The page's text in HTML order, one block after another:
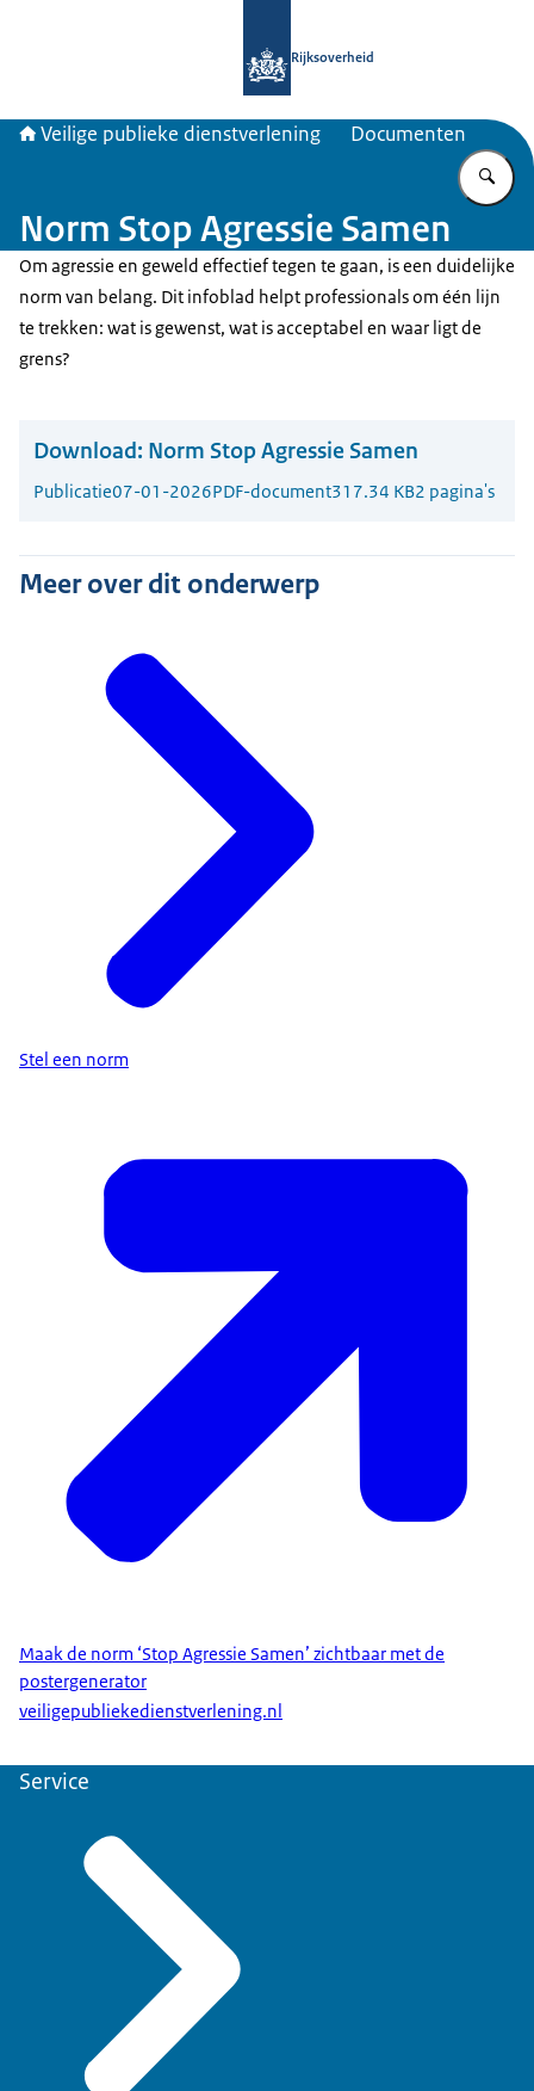
Rijksoverheid
Veilige publieke dienstverlening Documenten
Norm Stop Agressie Samen
Om agressie en geweld effectief tegen te gaan, is een duidelijke
norm van belang. Dit infoblad helpt professionals om één lijn
te trekken: wat is gewenst, wat is acceptabel en waar ligt de
grens?
Download: Norm Stop Agressie Samen
Publicatie07-01-2026PDF-document317.34 KB2 pagina's
Meer over dit onderwerp
Stel een norm
Maak de norm ‘Stop Agressie Samen’ zichtbaar met de
postergenerator
veiligepubliekedienstverlening.nl
Service